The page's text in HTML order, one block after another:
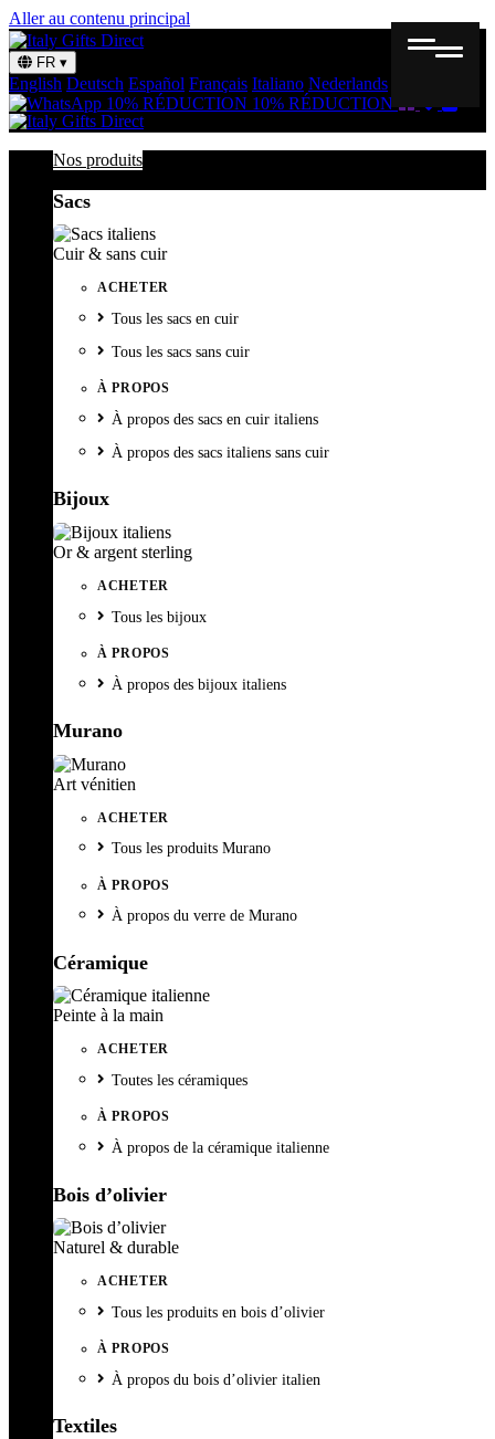
Aller au contenu principal
FR ▾
English Deutsch Español Français Italiano Nederlands
10% RÉDUCTION 10% RÉDUCTION
Nos produits
Sacs
Cuir & sans cuir
ACHETER
Tous les sacs en cuir
Tous les sacs sans cuir
À PROPOS
À propos des sacs en cuir italiens
À propos des sacs italiens sans cuir
Bijoux
Or & argent sterling
ACHETER
Tous les bijoux
À PROPOS
À propos des bijoux italiens
Murano
Art vénitien
ACHETER
Tous les produits Murano
À PROPOS
À propos du verre de Murano
Céramique
Peinte à la main
ACHETER
Toutes les céramiques
À PROPOS
À propos de la céramique italienne
Bois d’olivier
Naturel & durable
ACHETER
Tous les produits en bois d’olivier
À PROPOS
À propos du bois d’olivier italien
Textiles